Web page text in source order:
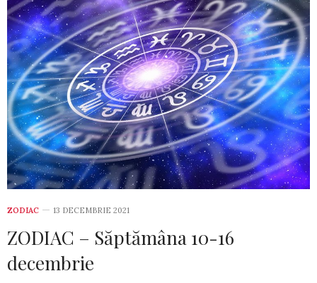
ZODIAC 13 DECEMBRIE 2021
ZODIAC – Săptămâna 10-16
decembrie